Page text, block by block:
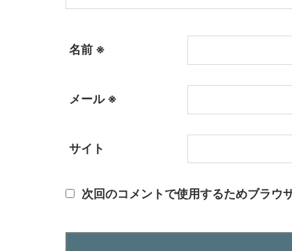
名前 ※
メール ※
サイト
次回のコメントで使用するためブラウ